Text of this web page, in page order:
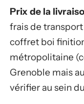
Prix de la
frais de
coffret boi
métropolitaine
Grenoble mais
vérifier au sein